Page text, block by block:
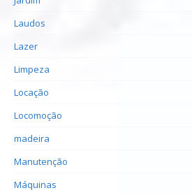
Laudos
Lazer
Limpeza
Locação
Locomoção
madeira
Manutenção
Máquinas